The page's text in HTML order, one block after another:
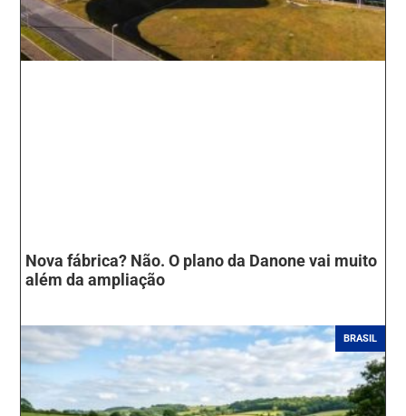
Nova fábrica? Não. O plano da Danone vai muito
além da ampliação
BRASIL